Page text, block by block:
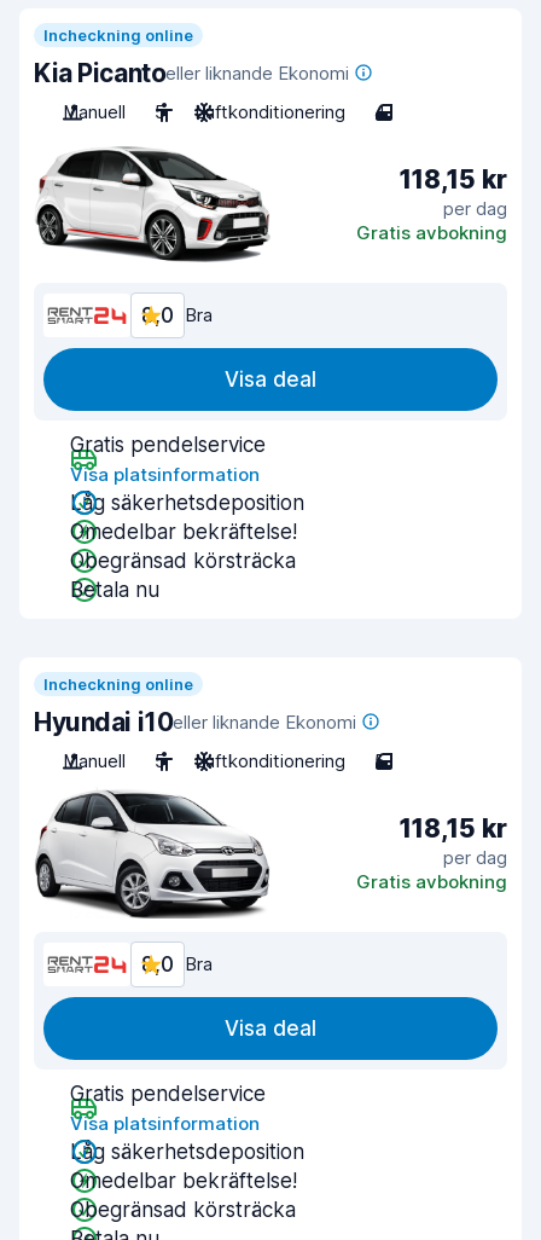
Incheckning online
Kia Picantoeller liknande Ekonomi
Manuell
5 Luftkonditionering 4
118,15 kr
per dag
Gratis avbokning
8,0 Bra
Visa deal
Gratis pendelservice
Visa platsinformation
Låg säkerhetsdeposition
Omedelbar bekräftelse!
Obegränsad körsträcka
Betala nu
Incheckning online
Hyundai i10eller liknande Ekonomi
Manuell
5 Luftkonditionering 5
118,15 kr
per dag
Gratis avbokning
8,0 Bra
Visa deal
Gratis pendelservice
Visa platsinformation
Låg säkerhetsdeposition
Omedelbar bekräftelse!
Obegränsad körsträcka